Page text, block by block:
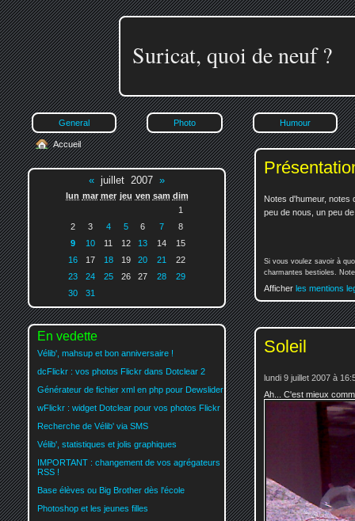
Suricat, quoi de neuf ?
General Photo Humour
Notes d'humeur, notes
peu de nous, un peu
Si vous voulez savoir à
charmantes bestioles.
Afficher les mentions
Soleil
lundi 9 juillet 2007 à
Ah... C'est mieux
Accueil
« juillet 2007 »
lun mar mer jeu ven sam dim
1
2
3 4 5 6 7
8
9
10 11 12 13 14
15
16
17 18 19 20 21
22
23
24 25 26 27 28
29
30
31
En vedette
Vélib', mahsup et bon anniversaire !
dcFlickr : vos photos Flickr dans Dotclear 2
Générateur de fichier xml en php pour Dewslider
wFlickr : widget Dotclear pour vos photos Flickr
Recherche de Vélib' via SMS
Vélib', statistiques et jolis graphiques
IMPORTANT : changement de vos agrégateurs
RSS !
Base élèves ou Big Brother dès l'école
Photoshop et les jeunes filles